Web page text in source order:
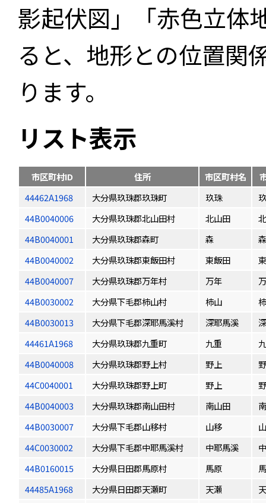
影起伏図」「赤色立体
ると、地形との位置関
ります。
リスト表示
市区町村ID 住所 市区町村名
44462A1968
大分県玖珠郡玖珠町 玖珠
44B0040006
大分県玖珠郡北山田村 北山田
44B0040001
大分県玖珠郡森町 森
森
44B0040002
大分県玖珠郡東飯田村 東飯田
44B0040007
大分県玖珠郡万年村 万年
44B0030002
大分県下毛郡柿山村 柿山
44B0030013
大分県下毛郡深耶馬溪村 深耶馬溪
44461A1968
大分県玖珠郡九重町 九重
44B0040008
大分県玖珠郡野上村 野上
44C0040001
大分県玖珠郡野上町 野上
44B0040003
大分県玖珠郡南山田村 南山田
44B0030007
大分県下毛郡山移村 山移
44C0030002
大分県下毛郡中耶馬溪村 中耶馬溪
44B0160015
大分県日田郡馬原村 馬原
44485A1968
大分県日田郡天瀬町 天瀬